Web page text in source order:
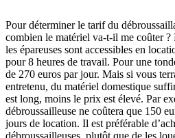
Pour déterminer le tarif du
combien le matériel va-t-il me coûter ?
les épareuses sont accessibles en
pour 8 heures de travail. Pour une
de 270 euros par jour. Mais si vous
entretenu, du matériel domestique
est long, moins le prix est élevé. Par
débroussailleuse ne coûtera que 150
jours de location. Il est préférable
débroussailleuses, plutôt que de les